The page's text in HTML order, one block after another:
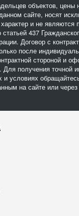
объектов, цены
сайте, носят
и не являются
статьей 437
Договор с
после
стороной и
Для получения точной
и условиях
на сайте или